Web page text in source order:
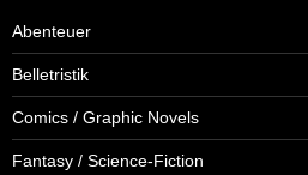
Abenteuer
Belletristik
Comics / Graphic Novels
Fantasy / Science-Fiction